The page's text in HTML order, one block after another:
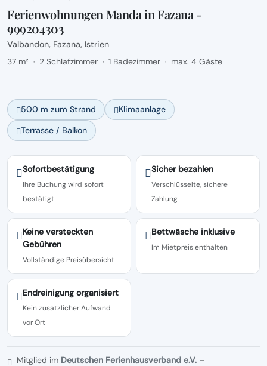
Ferienwohnungen Manda in Fazana -
999204303
Valbandon, Fazana, Istrien
37 m² · 2 Schlafzimmer · 1 Badezimmer · max. 4 Gäste
500 m zum Strand
Klimaanlage
Terrasse / Balkon
Sofortbestätigung
Ihre Buchung wird sofort
bestätigt
Sicher bezahlen
Verschlüsselte, sichere
Zahlung
Keine versteckten
Gebühren
Vollständige Preisübersicht
Bettwäsche inklusive
Im Mietpreis enthalten
Endreinigung organisiert
Kein zusätzlicher Aufwand
vor Ort
Mitglied im Deutschen Ferienhausverband e.V. –